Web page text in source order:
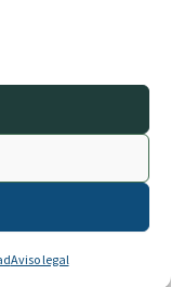
Aviso legal
reservados